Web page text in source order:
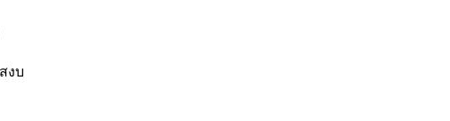
สงบ